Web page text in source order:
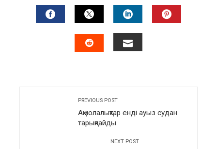
FACEBOOKTWITTERLINKEDIN
PREVIOUS POST
Ақмолалықтар енді ауыз судан
тарықпайды
NEXT POST